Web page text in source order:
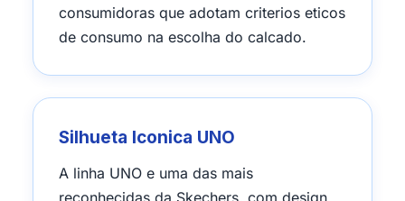
consumidoras que adotam criterios eticos
de consumo na escolha do calcado.
Silhueta Iconica UNO
A linha UNO e uma das mais
reconhecidas da Skechers, com design